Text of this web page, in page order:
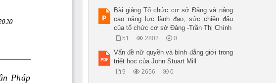
Bài giảng Tổ chức cơ sở Đảng và nâng
cao năng lực lãnh đạo, sức chiến đấu
của tổ chức cơ sở Đảng -Trần Thị Chính
51 2802 0
Vấn đề nữ quyền và bình đẳng giới trong
triết học của John Stuart Mill
9 2656 0